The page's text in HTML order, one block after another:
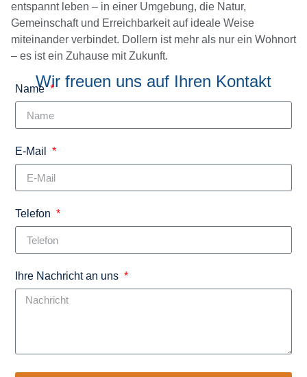
entspannt leben – in einer Umgebung, die Natur,
Gemeinschaft und Erreichbarkeit auf ideale Weise
miteinander verbindet. Dollern ist mehr als nur ein Wohnort
– es ist ein Zuhause mit Zukunft.
Wir freuen uns auf Ihren Kontakt
Name
E-Mail
Telefon
Ihre Nachricht an uns